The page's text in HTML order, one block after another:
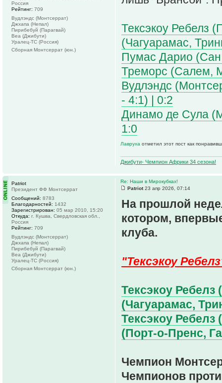
Тексэкоу Ребелз
(Чагуарамас,
Пумас Дарио (Сан
Треморс (Салем,
Вудлэндс
- 4:1) | 0:2
Динамо де Сула
1:0
Лавруха отметил этот пост как
Джибути- Чемпион Африки 34 сезона!
Россия
Рейтинг: 709
Вудлэндс (Монтсеррат)
Джхапа (Непал)
Пирибебуй (Парагвай)
Веа (Джибути)
Уралец-ТС (Россия)
Сборная Монтсеррат (юн.)
Re: Наши в Мирокубках!
Patriot23 апр 2026, 07:14
На прошлой
котором,
клуба.
"Тексэкоу
Тексэкоу
(Чагуарамас,
Тексэкоу Ребелз
(Порт-о-Пренс,
Чемпион
Чемпионов
Patriot
Президент ФФ Монтсеррат
Сообщений: 8783
Благодарностей: 1432
Зарегистрирован: 05 мар 2010, 15:20
Откуда: г. Кушва, Свердловская обл.,
Россия
Рейтинг: 709
Вудлэндс (Монтсеррат)
Джхапа (Непал)
Пирибебуй (Парагвай)
Веа (Джибути)
Уралец-ТС (Россия)
Сборная Монтсеррат (юн.)